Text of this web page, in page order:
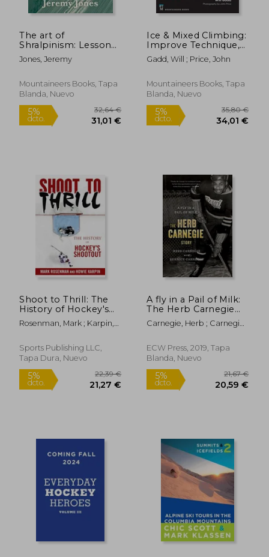
53,17 € 34,20
The art of
Shralpinism: Lessons
From the Mountains
(en Inglés)
Jones, Jeremy
Mountaineers Books, Tapa
Blanda, Nuevo
5%
dcto. 31,01 €
Ice & Mixed Climbing:
Improve Technique,
Safety, and
Performance (en
Gadd, Will ; Price, John
Mountaineers Books, Tapa
Blanda, Nuevo
5%
dcto.
Shoot to Thrill: The
History of Hockey's
Shootout (en Inglés)
Rosenman, Mark ; Karpin,
Sports Publishing LLC,
Tapa Dura, Nuevo
A fly in a Pail of Milk:
The Herb Carnegie
Story (en Inglés)
Carnegie, Herb ; Carnegie,
ECW Press, 2019, Tapa
Blanda, Nuevo